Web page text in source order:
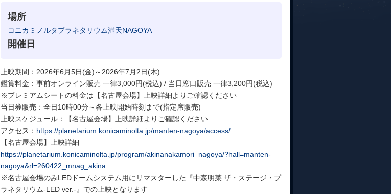
場所
コニカミノルタプラネタリウム満天NAGOYA
開催日
上映期間：2026年6月5日(金)～2026年7月2日(木)
鑑賞料金：事前オンライン販売 一律3,000円(税込) / 当日窓口販売 一律3,200円(税込)
※プレミアムシートの料金は【名古屋会場】上映詳細よりご確認ください
当日券販売：全日10時00分～各上映開始時刻まで(指定席販売)
上映スケジュール：【名古屋会場】上映詳細よりご確認ください
アクセス： https://planetarium.konicaminolta.jp/manten-nagoya/access/
【名古屋会場】上映詳細
https://planetarium.konicaminolta.jp/program/akinanakamori_nagoya/?hall=manten-
nagoya&rl=260422_mnag_akina
※名古屋会場のみLEDドームシステム用にリマスターした『中森明菜 ザ・ステージ・プ
ラネタリウム-LED ver.-』での上映となります